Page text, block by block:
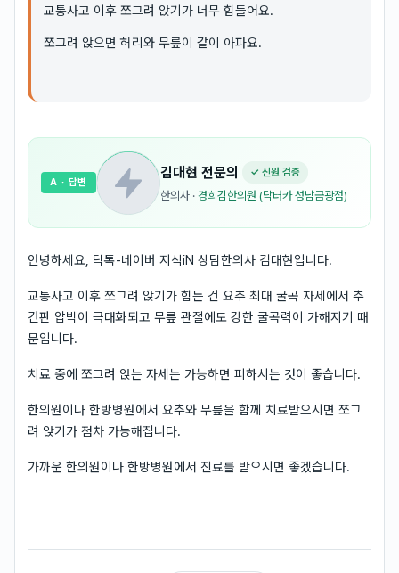
교통사고 이후 쪼그려 앉기가 너무 힘들어요.
쪼그려 앉으면 허리와 무릎이 같이 아파요.
김대현 전문의 ✓ 신원 검증
한의사 · 경희김한의원 (닥터카 성남금광점)
A · 답변
안녕하세요, 닥톡-네이버 지식iN 상담한의사 김대현입니다.
교통사고 이후 쪼그려 앉기가 힘든 건 요추 최대 굴곡 자세에서 추
간판 압박이 극대화되고 무릎 관절에도 강한 굴곡력이 가해지기 때
문입니다.
치료 중에 쪼그려 앉는 자세는 가능하면 피하시는 것이 좋습니다.
한의원이나 한방병원에서 요추와 무릎을 함께 치료받으시면 쪼그
려 앉기가 점차 가능해집니다.
가까운 한의원이나 한방병원에서 진료를 받으시면 좋겠습니다.